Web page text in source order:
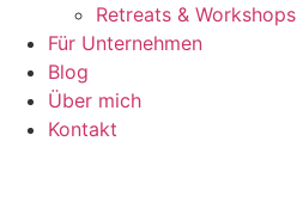
Retreats & Workshops
Für Unternehmen
Blog
Über mich
Kontakt